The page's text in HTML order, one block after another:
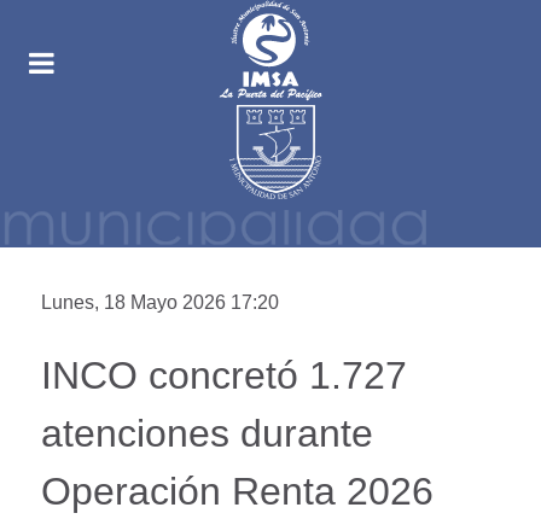
Lunes, 18 Mayo 2026 17:20
INCO concretó 1.727
atenciones durante
Operación Renta 2026